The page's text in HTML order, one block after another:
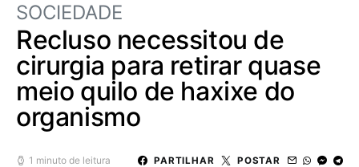
SOCIEDADE
Recluso necessitou de
cirurgia para retirar quase
meio quilo de haxixe do
organismo
1 minuto de leitura PARTILHAR POSTAR